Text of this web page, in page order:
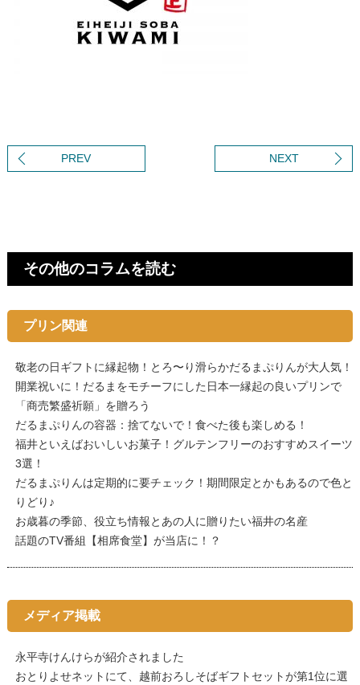
PREV NEXT
その他のコラムを読む
プリン関連
敬老の日ギフトに縁起物！とろ〜り滑らかだるまぷりんが大人気！
開業祝いに！だるまをモチーフにした日本一縁起の良いプリンで
「商売繁盛祈願」を贈ろう
だるまぷりんの容器：捨てないで！食べた後も楽しめる！
福井といえばおいしいお菓子！グルテンフリーのおすすめスイーツ
3選！
だるまぷりんは定期的に要チェック！期間限定とかもあるので色と
りどり♪
お歳暮の季節、役立ち情報とあの人に贈りたい福井の名産
話題のTV番組【相席食堂】が当店に！？
メディア掲載
永平寺けんけらが紹介されました
おとりよせネットにて、越前おろしそばギフトセットが第1位に選